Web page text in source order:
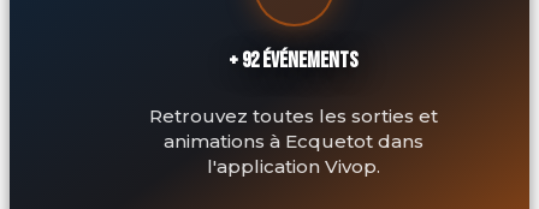
+ 92 ÉVÉNEMENTS
Retrouvez toutes les sorties et
animations à Ecquetot dans
l'application Vivop.